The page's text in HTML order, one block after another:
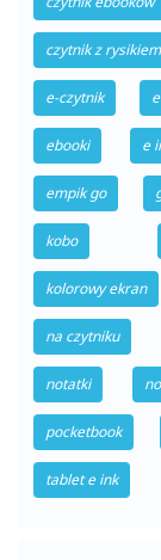
czytnik z rysikiem
e-czytnik
ebooki e
empik go
kobo
kolorowy ekran
na czytniku
notatki
pocketbook
tablet e ink